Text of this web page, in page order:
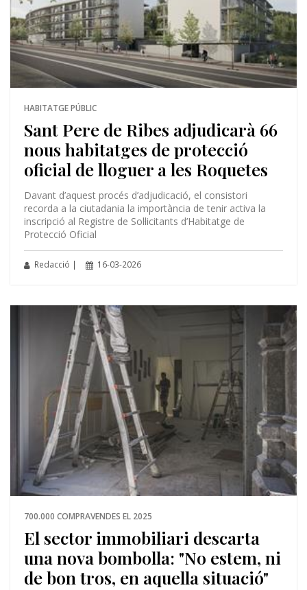
HABITATGE PÚBLIC
Sant Pere de Ribes adjudicarà 66
nous habitatges de protecció
oficial de lloguer a les Roquetes
Davant d’aquest procés d’adjudicació, el consistori
recorda a la ciutadania la importància de tenir activa la
inscripció al Registre de Sol·licitants d’Habitatge de
Protecció Oficial
Redacció | 16-03-2026
700.000 COMPRAVENDES EL 2025
El sector immobiliari descarta
una nova bombolla: "No estem, ni
de bon tros, en aquella situació"